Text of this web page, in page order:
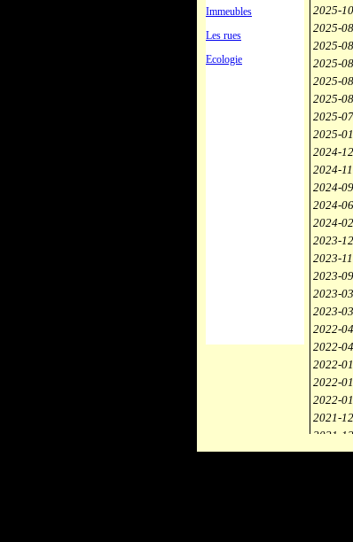
Immeubles
Les rues
Ecologie
2025-
2025-
2025-
2025-
2025-
2025-
2025-
2025-
2024-
2024-
2024-
2024-
2024-
2023-
2023-
2023-
2023-
2023-
2022-
2022-
2022-
2022-
2022-
2021-
2021-
2021-